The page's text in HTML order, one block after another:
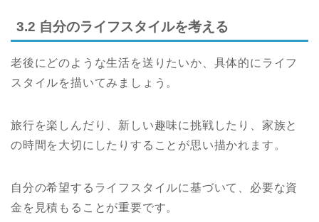
3.2 自分のライフスタイルを考える
老後にどのような生活を送りたいか、具体的にライフ
スタイルを描いてみましょう。
旅行を楽しんだり、新しい趣味に挑戦したり、家族と
の時間を大切にしたりすることが思い描かれます。
自分の希望するライフスタイルに基づいて、必要な資
金を見積もることが重要です。